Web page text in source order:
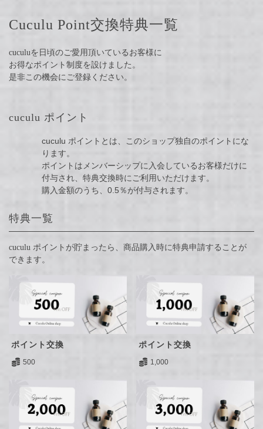
Cuculu Point交換特典一覧
cuculuを日頃のご愛用頂いているお客様に
お得なポイント制度を設けました。
是非この機会にご登録ください。
cuculu ポイント
cuculu ポイントとは、このショップ独自のポイントにな
ります。
ポイントはメンバーシップに入会しているお客様だけに
付与され、特典交換時にご利用いただけます。
購入金額のうち、0.5％が付与されます。
特典一覧
cuculu ポイントが貯まったら、商品購入時に特典申請することが
できます。
ポイント交換
500
ポイント交換
1,000